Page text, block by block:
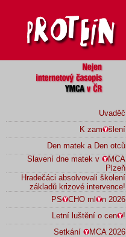
Uvaděč
K zam
šlení
Den matek a Den otců
Slavení dne matek v
MCA
Plzeň
Hradečáci absolvovali školení
základů krizové intervence!
PS
CHO ml
n 2026
Letní luštění o cen
!
Setkání
MCA 2026